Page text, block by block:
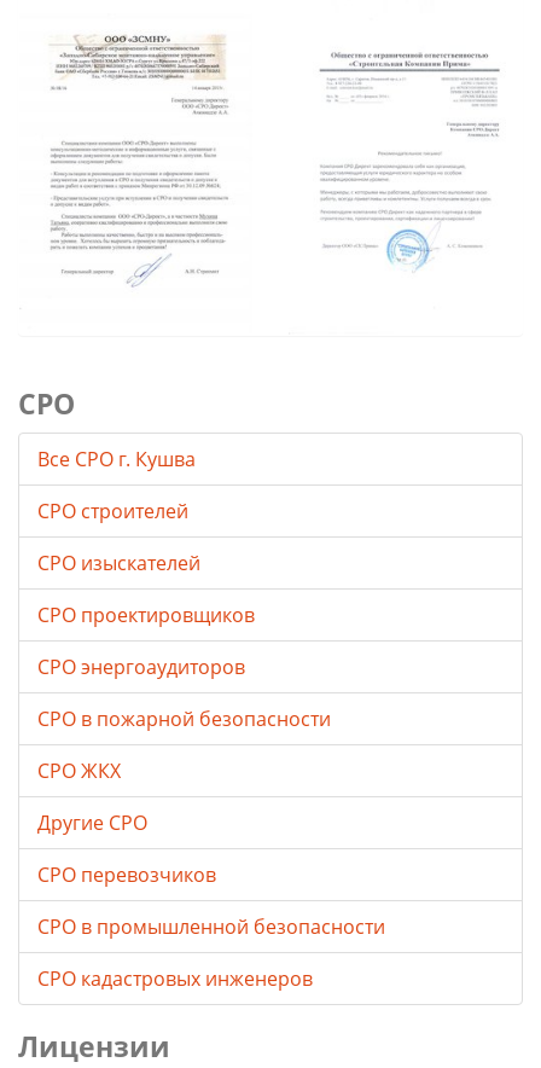
СРО
Все СРО г. Кушва
СРО строителей
СРО изыскателей
СРО проектировщиков
СРО энергоаудиторов
СРО в пожарной безопасности
СРО ЖКХ
Другие СРО
СРО перевозчиков
СРО в промышленной безопасности
СРО кадастровых инженеров
Лицензии